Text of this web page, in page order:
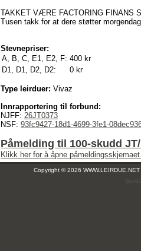
TAKKET VÆRE FACTORING FINANS
Tusen takk for at dere støtter
Stevnepriser:
A, B, C, E1, E2, F: 400 kr
D1, D1, D2, D2:
0 kr
Type leirduer: Vivaz
Innrapportering til forbund:
NJFF: 26JT0373
NSF: 93fc9427-18d1-4699-3fe1-
Påmelding til 100-skudd
Klikk her for å åpne
Copyright © 2026